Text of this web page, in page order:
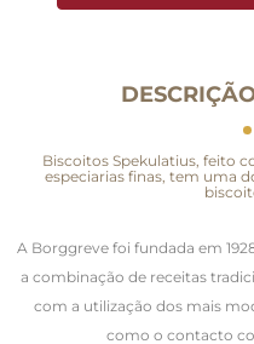
Biscoitos Spekulatius, feito
especiarias finas, tem uma
A Borggreve foi fundada em
a combinação de receitas
com a utilização dos mais
como o contacto